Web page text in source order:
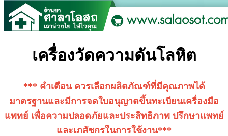
เครื่องวัดความดันโลหิต
*** คำเตือน ควรเลือกผลิตภัณฑ์ที่มีคุณภาพได้
มาตรฐานและมีการจดใบอนุญาตขึ้นทะเบียนเครื่องมือ
แพทย์ เพื่อความปลอดภัยและประสิทธิภาพ ปรึกษาแพทย์
และเภสัชกรในการใช้งาน***